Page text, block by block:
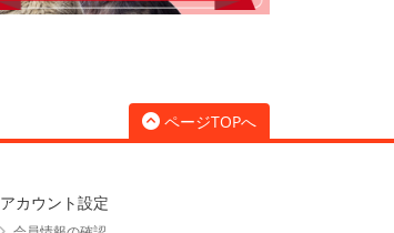
ページTOPへ
アカウント設定